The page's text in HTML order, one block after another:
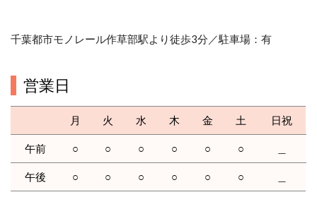
千葉都市モノレール作草部駅より徒歩3分／駐車場：有
営業日
月 火 水 木 金 土 日祝
午前 ○ ○ ○ ○ ○ ○
午後 ○ ○ ○ ○ ○ ○